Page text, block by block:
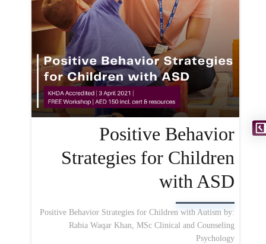
Positive Behavior
Strategies for Children
with ASD
Positive Behavior Strategies for Children with Autism by:
Rabia Waqar Khan, MSc Clinical and Counseling
Psychology